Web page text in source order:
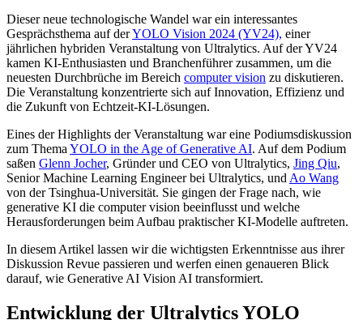
Dieser neue technologische Wandel war ein interessantes
Gesprächsthema auf derYOLO Vision 2024 (YV24), einer
jährlichen hybriden Veranstaltung von Ultralytics. Auf der YV24
kamen KI-Enthusiasten und Branchenführer zusammen, um die
neuesten Durchbrüche im Bereich computer vision zu diskutieren.
Die Veranstaltung konzentrierte sich auf Innovation, Effizienz und
die Zukunft von Echtzeit-KI-Lösungen.
Eines der Highlights der Veranstaltung war eine Podiumsdiskussion
zum Thema YOLO in the Age of Generative AI. Auf dem Podium
saßen Glenn Jocher, Gründer und CEO von Ultralytics, Jing Qiu,
Senior Machine Learning Engineer bei Ultralytics, und Ao Wang
von der Tsinghua-Universität. Sie gingen der Frage nach, wie
generative KI die computer vision beeinflusst und welche
Herausforderungen beim Aufbau praktischer KI-Modelle auftreten.
In diesem Artikel lassen wir die wichtigsten Erkenntnisse aus ihrer
Diskussion Revue passieren und werfen einen genaueren Blick
darauf, wie Generative AI Vision AI transformiert.
Entwicklung der Ultralytics YOLO